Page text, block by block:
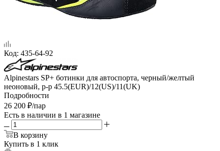
Код: 435-64-92
Alpinestars SP+ ботинки для автоспорта, черный/желтый
неоновый, р-р 45.5(EUR)/12(US)/11(UK)
Подробности
26 200 ₽/пар
Есть в наличии в 1 магазине
В корзину
Купить в 1 клик